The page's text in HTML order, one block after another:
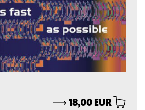
⟶18,00 EUR